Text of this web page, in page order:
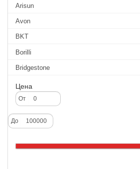
Arisun
Avon
BKT
Borilli
Bridgestone
Continental
CST
Deestone
Dunlop
Excel
Цена
От
До